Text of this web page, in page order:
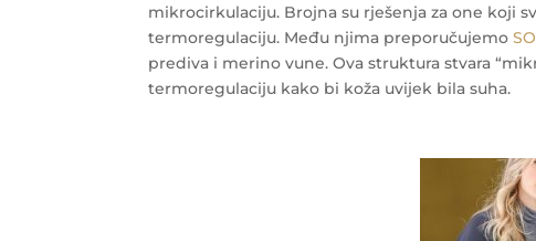
mikrocirkulaciju. Brojna su rješenja za one koji
termoregulaciju. Među njima preporučujemo
prediva i merino vune. Ova struktura stvara
termoregulaciju kako bi koža uvijek bila suha.